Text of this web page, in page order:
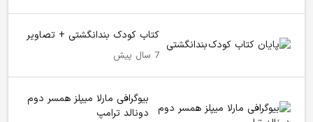
کتاب کودک بندانگشتی + تصاویر
7 سال پیش
بیوگرافی مارلا میپلز همسر دوم
دونالد ترامپ